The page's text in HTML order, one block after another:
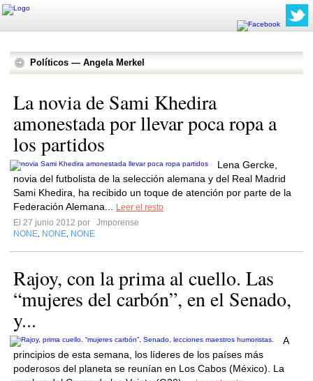
Políticos — Angela Merkel
La novia de Sami Khedira
amonestada por llevar poca ropa a
los partidos
Lena Gercke,
novia del futbolista de la selección alemana y del Real Madrid
Sami Khedira, ha recibido un toque de atención por parte de la
Federación Alemana...
Leer el resto
El 27 junio 2012 por
Jmporense
NONE NONE NONE
Rajoy, con la prima al cuello. Las
“mujeres del carbón”, en el Senado,
y...
A
principios de esta semana, los líderes de los países más
poderosos del planeta se reunían en Los Cabos (México). La